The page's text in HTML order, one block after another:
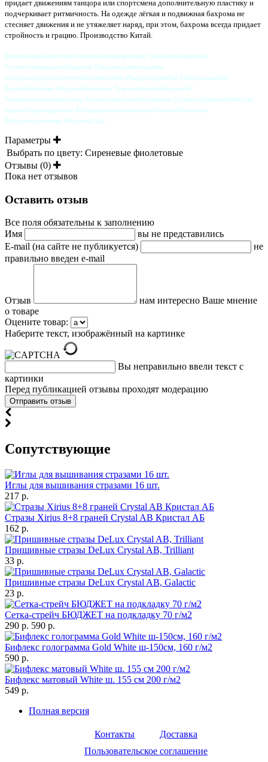
придает движениям танцора или спортсмена дополнительную пластику и
подчеркивает ритмичность. На одежде лёгкая и подвижная бахрома не
стесняет движения и не утяжеляет наряд, при этом, бахрома всегда придает
стройность и грацию. Производство Китай.
#купитьбахромуоптом #купитьбахромуврозницу #бахромадлялатино
#кутитьтанцевальнуюбахрому #бахромадлякупальника
#бахромадляхудожественнойгимнастики #бахромадляюбки #бахроманаюбку
#резанаябахрома #бахромабезпетель #украситьплатьебахромой
#интернетмагазинбахромы #украситьбахромойкупальник #украситьбахромойюбочку
#купитьбахромудешево #бахромапооптовымценам #магазинбахромы
#бахромасиреневая #бахромаLilac
Параметры
Выбрать по цвету: Сиреневые фиолетовые
Отзывы (0)
Пока нет отзывов
Оставить отзыв
Все поля обязательны к заполнению
Имя
вы не представились
E-mail (на сайте не публикуется)
не
правильно введен e-mail
Отзыв
нам интересно Ваше мнение
о товаре
Оцените товар:
Наберите текст, изображённый на картинке
Вы неправильно ввели текст с
картинки
Перед публикацией отзывы проходят модерацию
Cопутствующие
Иглы для вышивания стразами 16 шт.
217 р.
Стразы Xirius 8+8 граней Crystal AB Кристал АБ
162 р.
Пришивные стразы DeLux Crystal AB, Trilliant
33 р.
Пришивные стразы DeLux Crystal AB, Galactic
23 р.
Сетка-стрейч БЮДЖЕТ на подкладку 70 г/м2
290 р. 590 р.
Бифлекс голограмма Gold White ш-150см, 160 г/м2
590 р.
Бифлекс матовый White ш. 155 см 200 г/м2
549 р.
Полная версия
Контакты
Доставка
Пользовательское соглашение